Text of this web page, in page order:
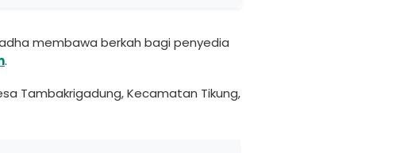
membawa berkah bagi penyedia
.
Tambakrigadung, Kecamatan Tikung,